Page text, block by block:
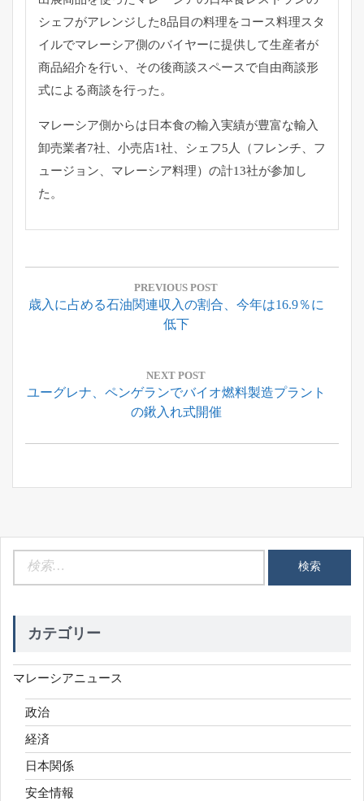
シェフがアレンジした8品目の料理をコース料理スタ
イルでマレーシア側のバイヤーに提供して生産者が
商品紹介を行い、 その後商談スペースで自由商談形
式による商談を行った。
マレーシア側からは日本食の輸入実績が豊富な輸入
卸売業者7社、 小売店1社、シェフ5人（フレンチ、フ
ュージョン、 マレーシア料理）の計13社が参加し
た。
投
ナ
シ
ン
PREVIOUS POST
Previous
歳入に占める石油関連収入の割合、今年は16.9％に
低下
NEXT POST
Next
ユーグレナ、ペンゲランでバイオ燃料製造プラント
の鍬入れ式開催
カテゴリー
マレーシアニュース
政治
経済
日本関係
安全情報